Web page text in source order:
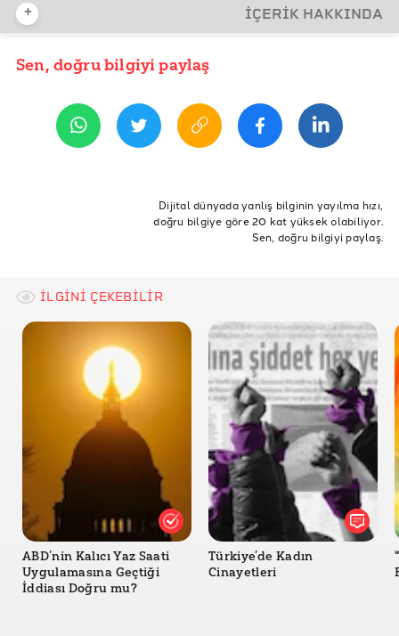
REFERANSLAR
Freedom House: Freedom in the World 2022
World Justice Project Hukukun Üstünlüğü Endeksi
2021
DW: AİHM'nin 2020 bilançosu açıklandı
409994
+ İÇERİK HAKKINDA
YAYIN TARİHİ
Sen, doğru bilgiyi paylaş
Dijital dünyada yanlış bilginin yayılma hızı,
doğru bilgiye göre 20 kat yüksek olabiliyor.
Sen, doğru bilgiyi paylaş.
İLGİNİ ÇEKEBİLİR
ABD’nin Kalıcı Yaz Saati
Uygulamasına Geçtiği
İddiası Doğru mu?
Türkiye’de Kadın
Cinayetleri